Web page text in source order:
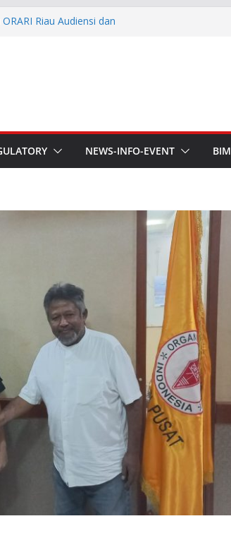
Riau Audiensi dan
Pimpin ORARI Lokal
Orari Daerah Riau
NEWS-INFO-EVENT